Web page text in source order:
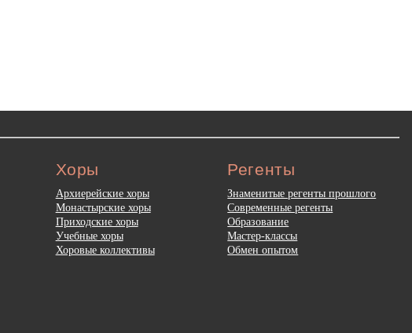
Хоры
Архиерейские хоры
Монастырские хоры
Приходские хоры
Учебные хоры
Хоровые коллективы
Регенты
Знаменитые регенты прошлого
Современные регенты
Образование
Мастер-классы
Обмен опытом